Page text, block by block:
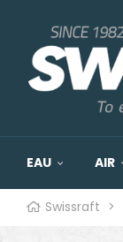
EAU AIR
Swissraft >